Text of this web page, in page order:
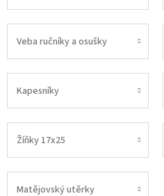
Veba ručníky a osušky
Kapesníky
Žíňky 17x25
Matějovský utěrky